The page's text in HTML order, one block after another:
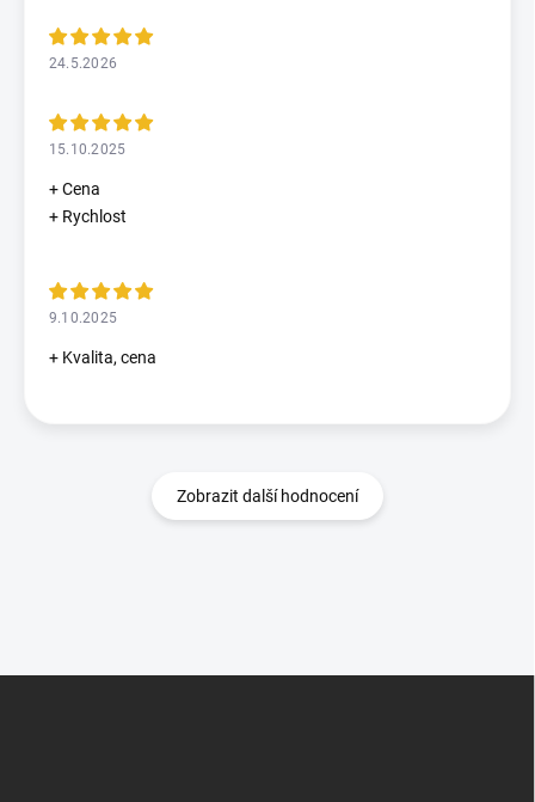
24.5.2026
15.10.2025
+ Cena
+ Rychlost
9.10.2025
+ Kvalita, cena
Zobrazit další hodnocení